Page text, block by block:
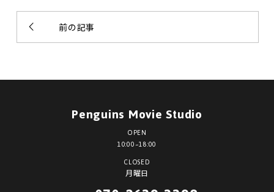
前の記事
Penguins Movie Studio
OPEN
10:00~18:00
CLOSED
月曜日